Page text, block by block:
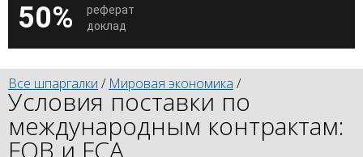
50%
реферат
доклад
Все шпаргалки / Мировая экономика /
Условия поставки по
международным контрактам:
FOB и FCA